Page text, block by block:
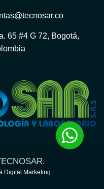
65 #4 G 72, Bogotá,
Digital Marketing